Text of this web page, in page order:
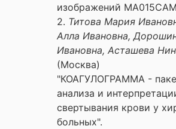
изображений
2. Титова Мария
Алла Ивановна,
Ивановна, Асташева
(Москва)
"КОАГУЛОГРАММА -
анализа и
свертывания крови у
больных".